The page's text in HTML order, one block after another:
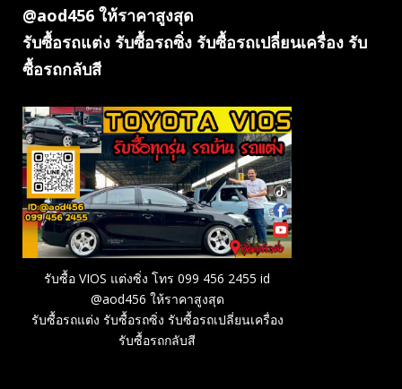
@aod456 ให้ราคาสูงสุด
รับซื้อรถแต่ง รับซื้อรถซิ่ง รับซื้อรถเปลี่ยนเครื่อง รับ
ซื้อรถกลับสี
รับซื้อ VIOS แต่งซิ่ง โทร 099 456 2455 id
@aod456 ให้ราคาสูงสุด
รับซื้อรถแต่ง รับซื้อรถซิ่ง รับซื้อรถเปลี่ยนเครื่อง
รับซื้อรถกลับสี